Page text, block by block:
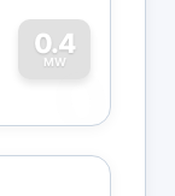
0.4
MW
0